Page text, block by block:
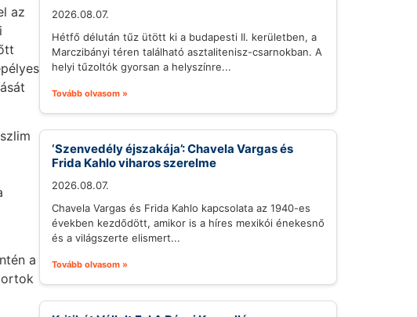
az
a
2026.08.07.
Hétfő délután tűz ütött ki a budapesti II. kerületben, a
Marczibányi téren található asztalitenisz-csarnokban. A
helyi tűzoltók gyorsan a helyszínre...
Tovább olvasom »
‘Szenvedély éjszakája’: Chavela Vargas és
Frida Kahlo viharos szerelme
2026.08.07.
Chavela Vargas és Frida Kahlo kapcsolata az 1940-es
években kezdődött, amikor is a híres mexikói énekesnő
és a világszerte elismert...
Tovább olvasom »